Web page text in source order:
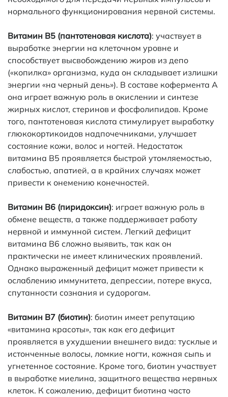
нормального функционирования нервной системы.
Витамин B5 (пантотеновая кислота): участвует в
выработке энергии на клеточном уровне и
способствует высвобождению жиров из депо
(«копилка» организма, куда он складывает излишки
энергии «на черный день»). В составе кофермента А
она играет важную роль в окислении и синтезе
жирных кислот, стеринов и фосфолипидов. Кроме
того, пантотеновая кислота стимулирует выработку
глюкокортикоидов надпочечниками, улучшает
состояние кожи, волос и ногтей. Недостаток
витамина B5 проявляется быстрой утомляемостью,
слабостью, апатией, а в крайних случаях может
привести к онемению конечностей.
Витамин B6 (пиридоксин): играет важную роль в
обмене веществ, а также поддерживает работу
нервной и иммунной систем. Легкий дефицит
витамина B6 сложно выявить, так как он
практически не имеет клинических проявлений.
Однако выраженный дефицит может привести к
ослаблению иммунитета, депрессии, потере вкуса,
спутанности сознания и судорогам.
Витамин B7 (биотин): биотин имеет репутацию
«витамина красоты», так как его дефицит
проявляется в ухудшении внешнего вида: тусклые и
истонченные волосы, ломкие ногти, кожная сыпь и
угнетенное состояние. Кроме того, биотин участвует
в выработке миелина, защитного вещества нервных
клеток. К сожалению, дефицит биотина часто